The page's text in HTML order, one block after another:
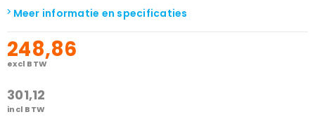
Meer informatie en specificaties
248,86
excl BTW
301,12
incl BTW